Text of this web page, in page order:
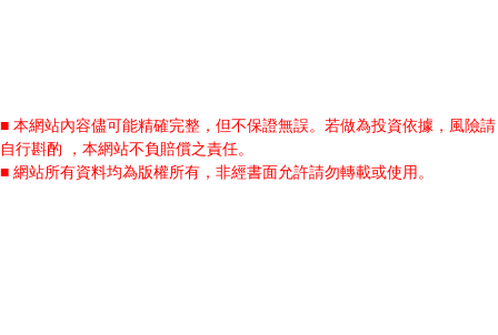
■ 本網站內容儘可能精確完整，但不保證無誤。若做為投資依據，風險請
自行斟酌 ，本網站不負賠償之責任。
■ 網站所有資料均為版權所有，非經書面允許請勿轉載或使用。